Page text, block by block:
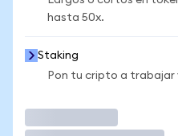
hasta 50x.
Staking
Pon tu cripto a trabajar